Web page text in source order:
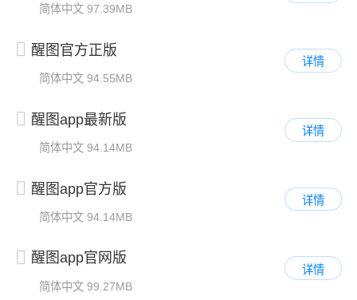
简体中文 97.39MB
醒图官方正版
简体中文 94.55MB
详情
醒图app最新版
简体中文 94.14MB
详情
醒图app官方版
简体中文 94.14MB
详情
醒图app官网版
简体中文 99.27MB
详情